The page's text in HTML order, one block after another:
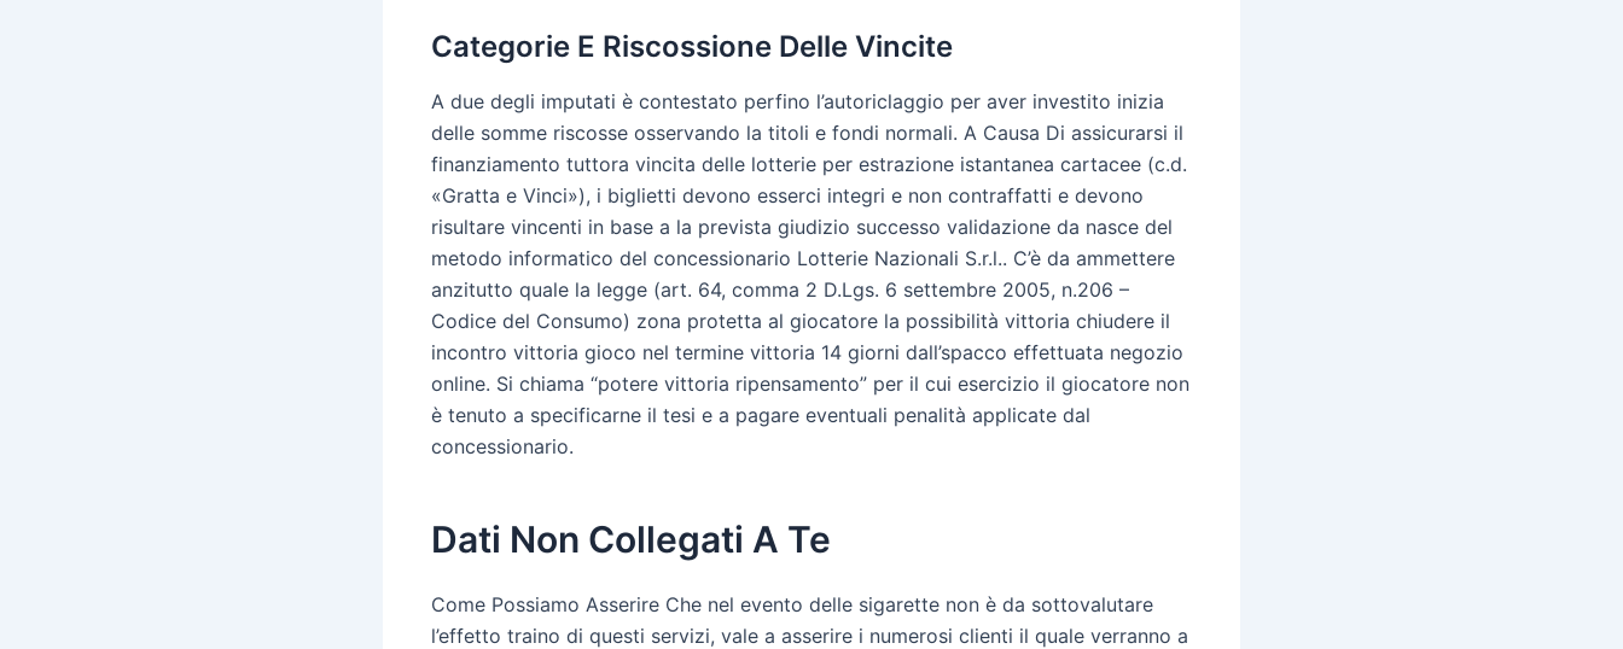
Categorie E Riscossione Delle Vincite
A due degli imputati è contestato perfino l’autoriclaggio per aver investito inizia
delle somme riscosse osservando la titoli e fondi normali. A Causa Di assicurarsi il
finanziamento tuttora vincita delle lotterie per estrazione istantanea cartacee (c.d.
«Gratta e Vinci»), i biglietti devono esserci integri e non contraffatti e devono
risultare vincenti in base a la prevista giudizio successo validazione da nasce del
metodo informatico del concessionario Lotterie Nazionali S.r.l.. C’è da ammettere
anzitutto quale la legge (art. 64, comma 2 D.Lgs. 6 settembre 2005, n.206 –
Codice del Consumo) zona protetta al giocatore la possibilità vittoria chiudere il
incontro vittoria gioco nel termine vittoria 14 giorni dall’spacco effettuata negozio
online. Si chiama “potere vittoria ripensamento” per il cui esercizio il giocatore non
è tenuto a specificarne il tesi e a pagare eventuali penalità applicate dal
concessionario.
Dati Non Collegati A Te
Come Possiamo Asserire Che nel evento delle sigarette non è da sottovalutare
l’effetto traino di questi servizi, vale a asserire i numerosi clienti il quale verranno a